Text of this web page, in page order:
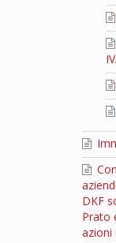
DKF
Prato
azioni